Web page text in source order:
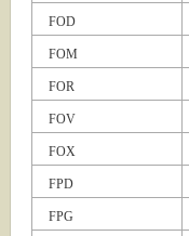
FOD
FOM
FOR
FOV
FOX
FPD
FPG